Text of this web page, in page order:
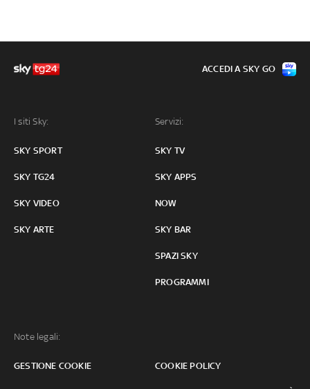
I siti Sky:
SKY SPORT
SKY TG24
SKY VIDEO
SKY ARTE
Servizi:
SKY TV
SKY APPS
NOW
SKY BAR
SPAZI SKY
PROGRAMMI
Note legali:
GESTIONE COOKIE COOKIE POLICY
ACCEDI A SKY GO